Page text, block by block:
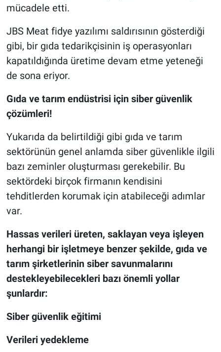
mücadele etti.
JBS Meat fidye yazılımı saldırısının gösterdiği
gibi, bir gıda tedarikçisinin iş operasyonları
kapatıldığında üretime devam etme yeteneği
de sona eriyor.
Gıda ve tarım endüstrisi için siber güvenlik
çözümleri!
Yukarıda da belirtildiği gibi gıda ve tarım
sektörünün genel anlamda siber güvenlikle ilgili
bazı zeminler oluşturması gerekebilir. Bu
sektördeki birçok firmanın kendisini
tehditlerden korumak için atabileceği adımlar
var.
Hassas verileri üreten, saklayan veya işleyen
herhangi bir işletmeye benzer şekilde, gıda ve
tarım şirketlerinin siber savunmalarını
destekleyebilecekleri bazı önemli yollar
şunlardır:
Siber güvenlik eğitimi
Verileri yedekleme